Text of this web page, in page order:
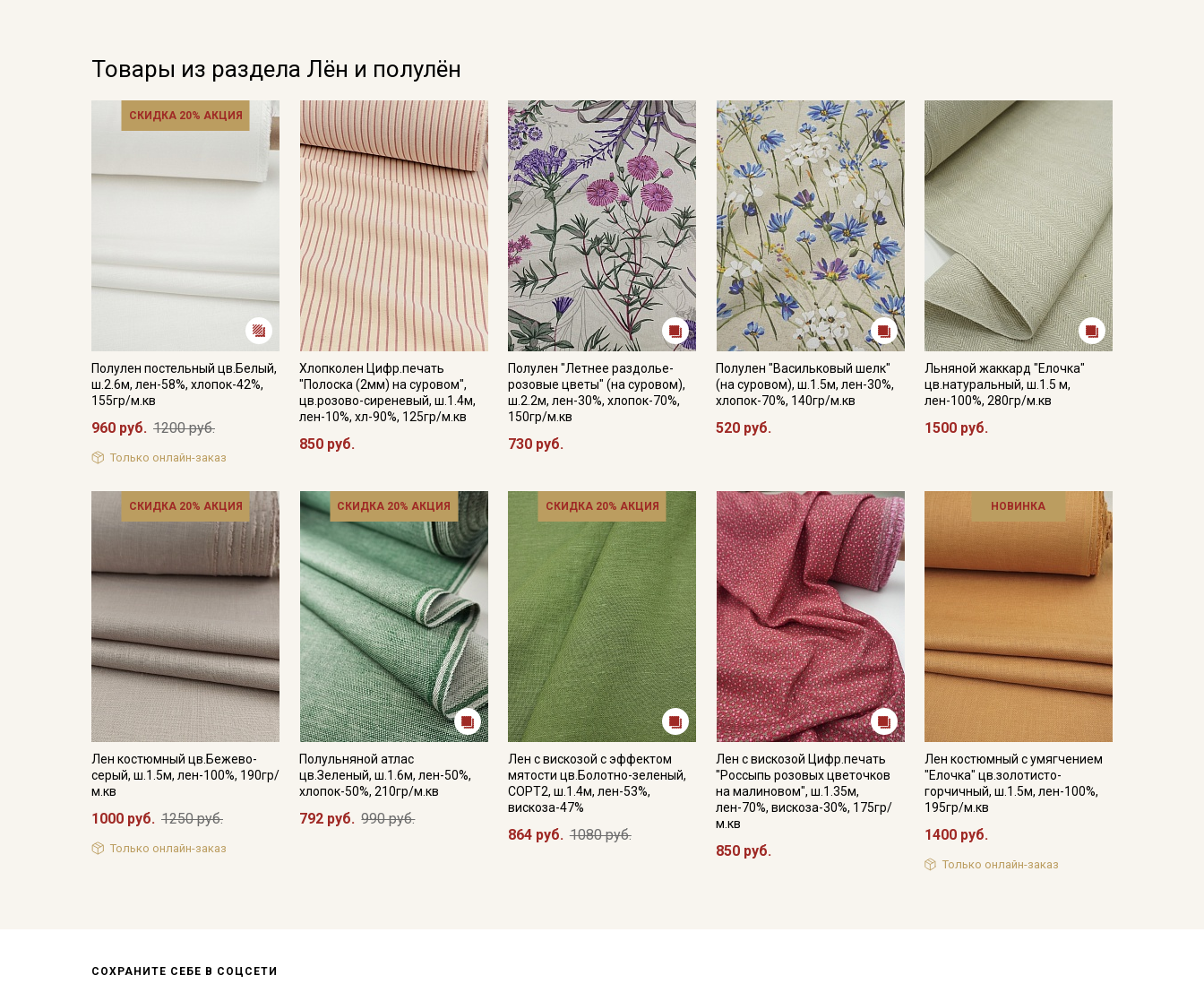
Товары из раздела Лён и полулён
СКИДКА 20% АКЦИЯ
Полулен постельный цв.Белый,
ш.2.6м, лен-58%, хлопок-42%,
155гр/м.кв
960 руб. 1200 руб.
Только онлайн-заказ
Хлопколен Цифр.печать
"Полоска (2мм) на суровом",
цв.розово-сиреневый, ш.1.4м,
лен-10%, хл-90%, 125гр/м.кв
850 руб.
Полулен "Летнее раздолье-
розовые цветы" (на суровом),
ш.2.2м, лен-30%, хлопок-70%,
150гр/м.кв
730 руб.
Полулен "Васильковый шелк"
(на суровом), ш.1.5м, лен-30%,
хлопок-70%, 140гр/м.кв
520 руб.
Льняной жаккард "Елочка"
цв.натуральный, ш.1.5 м,
лен-100%, 280гр/м.кв
1500 руб.
СКИДКА 20% АКЦИЯ
Лен костюмный цв.Бежево-
серый, ш.1.5м, лен-100%, 190гр/
м.кв
1000 руб. 1250 руб.
Только онлайн-заказ
СКИДКА 20% АКЦИЯ
Полульняной атлас
цв.Зеленый, ш.1.6м, лен-50%,
хлопок-50%, 210гр/м.кв
792 руб. 990 руб.
СКИДКА 20% АКЦИЯ
Лен с вискозой с эффектом
мятости цв.Болотно-зеленый,
СОРТ2, ш.1.4м, лен-53%,
вискоза-47%
864 руб. 1080 руб.
Лен с вискозой Цифр.печать
"Россыпь розовых цветочков
на малиновом", ш.1.35м,
лен-70%, вискоза-30%, 175гр/
м.кв
850 руб.
НОВИНКА
Лен костюмный с умягчением
"Елочка" цв.золотисто-
горчичный, ш.1.5м, лен-100%,
195гр/м.кв
1400 руб.
Только онлайн-заказ
СОХРАНИТЕ СЕБЕ В СОЦСЕТИ